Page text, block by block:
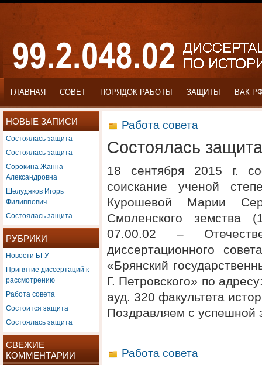
ГЛАВНАЯ СОВЕТ ПОРЯДОК РАБОТЫ ЗАЩИТЫ ВАК
НОВЫЕ ЗАПИСИ
Состоялась защита
Состоялась защита
Сорокина Жанна
Александровна
Шелудяков Игорь
Филиппович
Состоялась защита
РУБРИКИ
Новости БГУ
Принятие диссертаций к
рассмотрению
Работа совета
Состоится защита
Состоялась защита
СВЕЖИЕ
КОММЕНТАРИИ
Работа совета
Состоялась защита
18 сентября 2015 г.
соискание ученой
Курошевой Марии
Смоленского земства
07.00.02 –
диссертационного
«Брянский
Г. Петровского» по
ауд. 320 факультета
Поздравляем с успешной
Работа совета